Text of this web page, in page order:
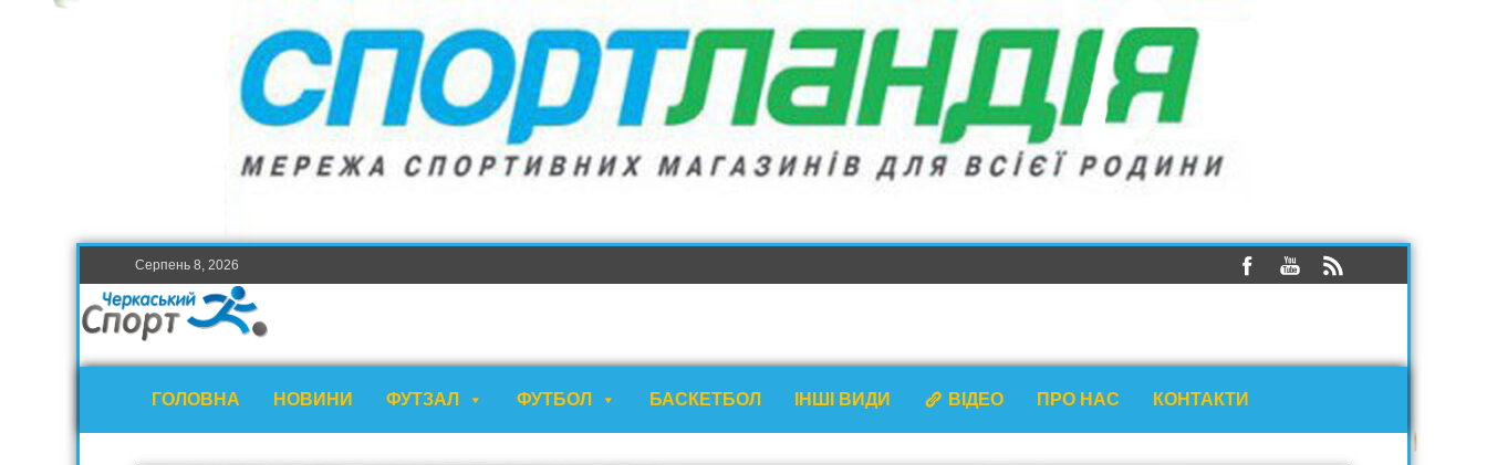
Серпень 8, 2026
ГОЛОВНА НОВИНИ ФУТЗАЛ ФУТБОЛ БАСКЕТБОЛ ІНШІ ВИДИ ВІДЕО ПРО НАС КОНТАКТИ